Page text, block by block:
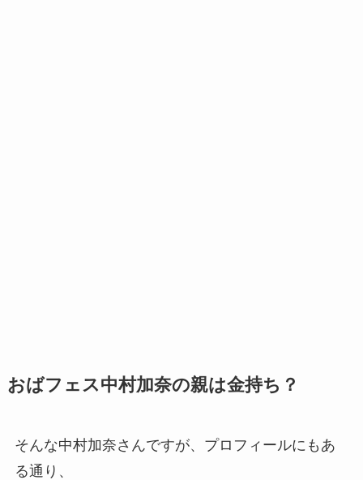
おばフェス中村加奈の親は金持ち？
そんな中村加奈さんですが、プロフィールにもあ
る通り、